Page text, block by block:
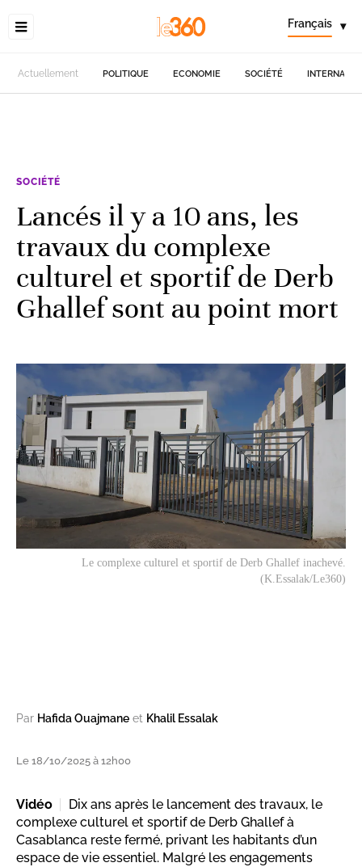
Français ▾
Actuellement POLITIQUE ECONOMIE SOCIÉTÉ
SOCIÉTÉ
Lancés il y a 10 ans, les
travaux du complexe
culturel et sportif de Derb
Ghallef sont au point mort
Le complexe culturel et sportif de Derb Ghallef inachevé.
(K.Essalak/Le360)
Par Hafida Ouajmane et Khalil Essalak
Le 18/10/2025 à 12h00
Vidéo
Dix ans après le lancement des travaux, le
complexe culturel et sportif de Derb Ghallef à
Casablanca reste fermé, privant les habitants d’un
espace de vie essentiel. Malgré les engagements